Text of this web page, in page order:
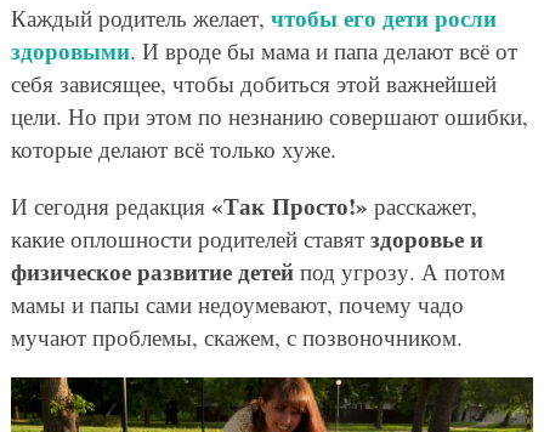
Каждый родитель желает, чтобы его дети росли
здоровыми. И вроде бы мама и папа делают всё от
себя зависящее, чтобы добиться этой важнейшей
цели. Но при этом по незнанию совершают ошибки,
которые делают всё только хуже.
И сегодня редакция «Так Просто!» расскажет,
какие оплошности родителей ставят здоровье и
физическое развитие детейпод угрозу. А потом
мамы и папы сами недоумевают, почему чадо
мучают проблемы, скажем, с позвоночником.